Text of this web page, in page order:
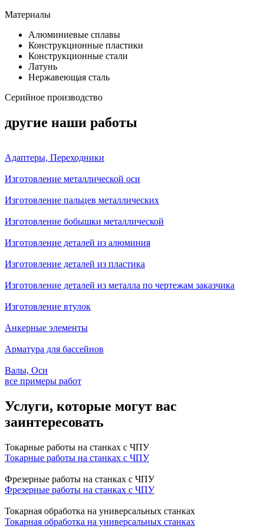
Материалы
Алюминиевые сплавы
Конструкционные пластики
Конструкционные стали
Латунь
Нержавеющая сталь
Серийное производство
другие наши работы
Адаптеры, Переходники
Изготовление металлической оси
Изготовление пальцев металлических
Изготовление бобышки металлической
Изготовление деталей из алюминия
Изготовление деталей из пластика
Изготовление деталей из металла по чертежам заказчика
Изготовление втулок
Анкерные элементы
Арматура для бассейнов
Валы, Оси
все примеры работ
Услуги, которые могут вас
заинтересовать
Токарные работы на станках с ЧПУ
Токарные работы на станках с ЧПУ
Фрезерные работы на станках с ЧПУ
Фрезерные работы на станках с ЧПУ
Токарная обработка на универсальных станках
Токарная обработка на универсальных станках